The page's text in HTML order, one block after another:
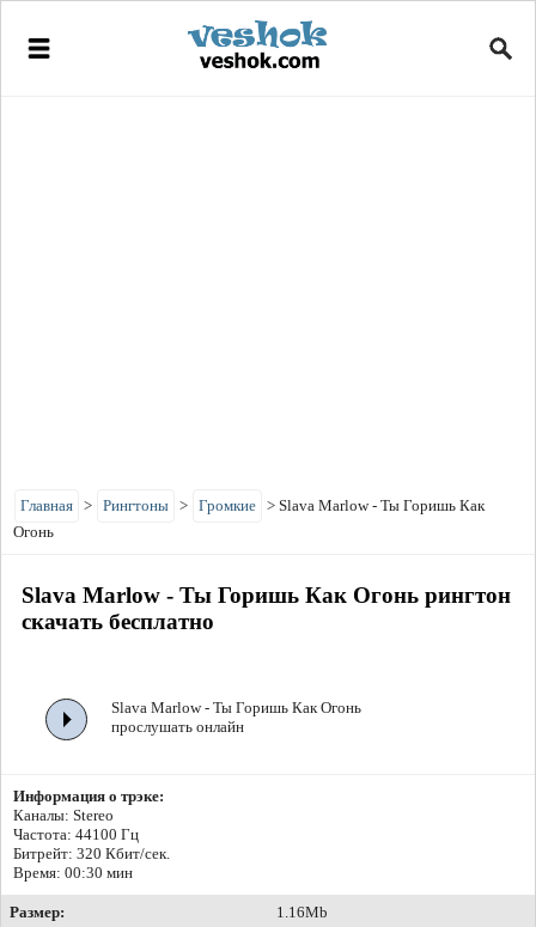
Главная > Рингтоны > Громкие > Slava Marlow - Ты Горишь Как
Огонь
Slava Marlow - Ты Горишь Как Огонь рингтон
скачать бесплатно
Slava Marlow - Ты Горишь Как Огонь
прослушать онлайн
Информация о трэке:
Каналы: Stereo
Частота: 44100 Гц
Битрейт: 320 Кбит/сек.
Время: 00:30 мин
Размер:
1.16Mb